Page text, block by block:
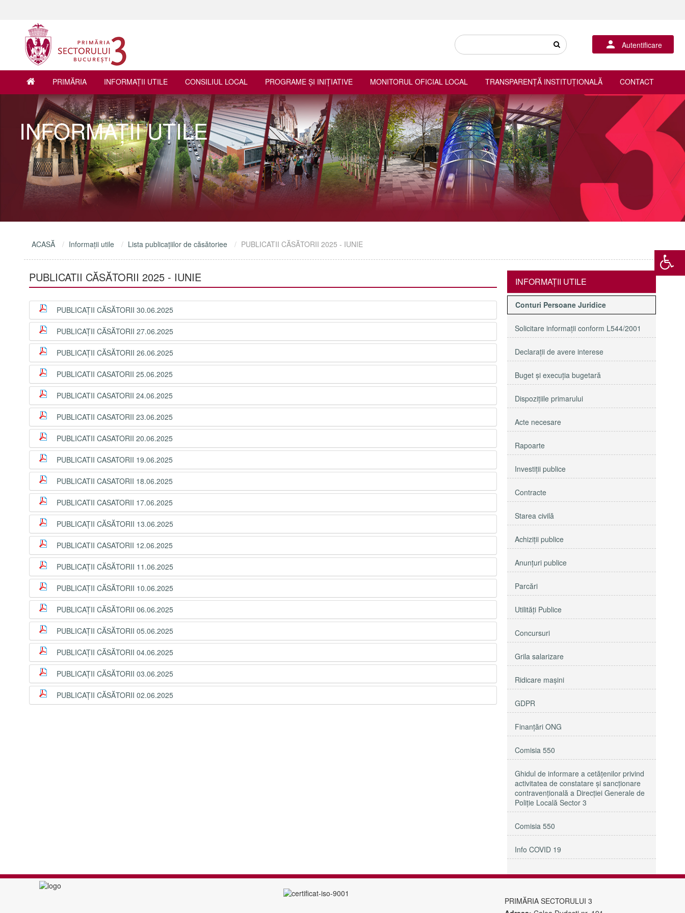
Autentificare
PRIMĂRIA INFORMAŢII UTILE CONSILIUL LOCAL PROGRAME ŞI INIŢIATIVE MONITORUL OFICIAL LOCAL TRANSPARENȚĂ INSTITUȚIONALĂ CONTACT
INFORMAŢII UTILE
ACASĂ Informaţii utile Lista publicațiilor de căsătoriee PUBLICATII CĂSĂTORII 2025 - IUNIE
PUBLICATII CĂSĂTORII 2025 - IUNIE
PUBLICAŢII CĂSĂTORII 30.06.2025
PUBLICAŢII CĂSĂTORII 27.06.2025
PUBLICAŢII CĂSĂTORII 26.06.2025
PUBLICATII CASATORII 25.06.2025
PUBLICATII CASATORII 24.06.2025
PUBLICATII CASATORII 23.06.2025
PUBLICATII CASATORII 20.06.2025
PUBLICATII CASATORII 19.06.2025
PUBLICATII CASATORII 18.06.2025
PUBLICATII CASATORII 17.06.2025
PUBLICAŢII CĂSĂTORII 13.06.2025
PUBLICATII CASATORII 12.06.2025
PUBLICAŢII CĂSĂTORII 11.06.2025
PUBLICAŢII CĂSĂTORII 10.06.2025
PUBLICAŢII CĂSĂTORII 06.06.2025
PUBLICAŢII CĂSĂTORII 05.06.2025
PUBLICAŢII CĂSĂTORII 04.06.2025
PUBLICAŢII CĂSĂTORII 03.06.2025
PUBLICAŢII CĂSĂTORII 02.06.2025
INFORMAŢII UTILE
Conturi Persoane Juridice
Solicitare informaţii conform L544/2001
Declaraţii de avere interese
Buget şi execuţia bugetară
Dispoziţiile primarului
Acte necesare
Rapoarte
Investiţii publice
Contracte
Starea civilă
Achiziţii publice
Anunţuri publice
Parcări
Utilităţi Publice
Concursuri
Grila salarizare
Ridicare maşini
GDPR
Finanțări ONG
Comisia 550
Ghidul de informare a cetățenilor privind
activitatea de constatare și sancționare
contravențională a Direcției Generale de
Poliție Locală Sector 3
Comisia 550
Info COVID 19
PRIMĂRIA SECTORULUI 3